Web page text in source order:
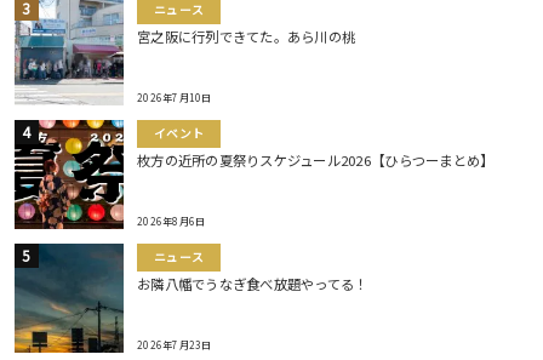
ニュース
宮之阪に行列できてた。あら川の桃
2026年7月10日
イベント
枚方の近所の夏祭りスケジュール2026【ひらつーまとめ】
2026年8月6日
ニュース
お隣八幡でうなぎ食べ放題やってる！
2026年7月23日